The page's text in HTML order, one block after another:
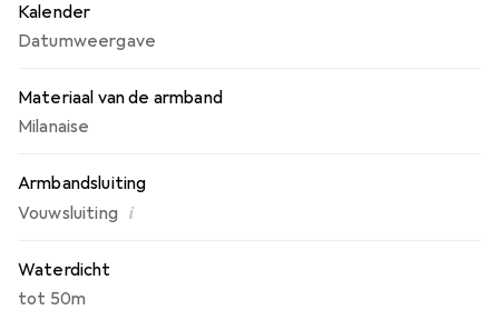
Kalender
Datumweergave
Materiaal van de armband
Milanaise
Armbandsluiting
Vouwsluiting i
Waterdicht
tot 50m